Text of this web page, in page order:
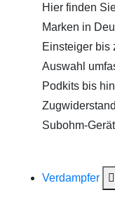
Hier finden
Marken in
Einsteiger bis
Auswahl
Podkits bis
Subohm-
Verdampfer